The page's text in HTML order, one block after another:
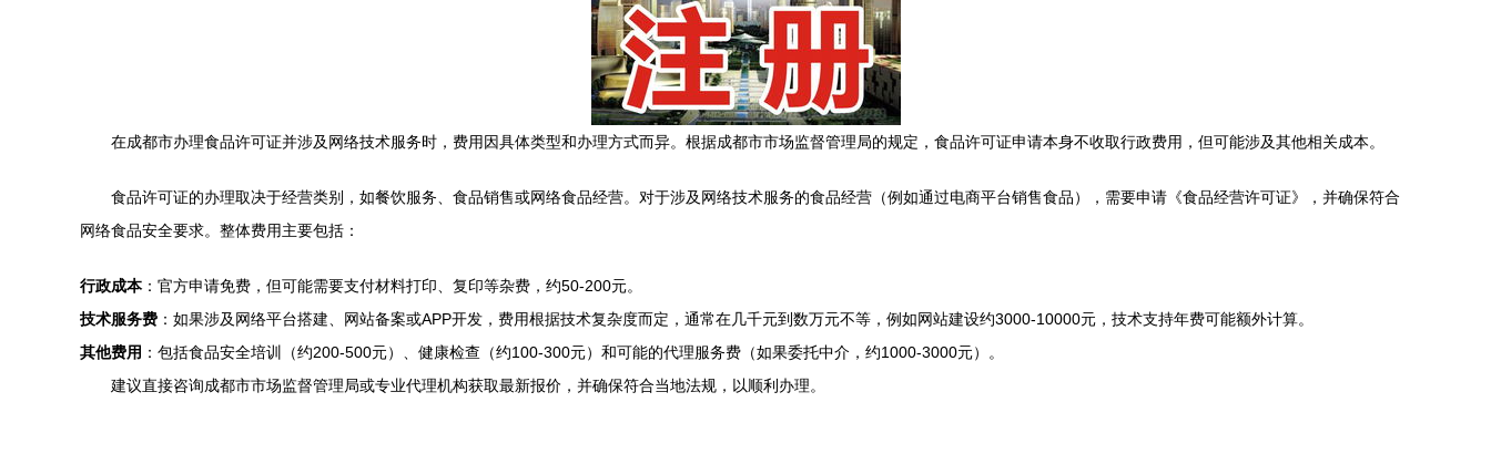
在成都市办理食品许可证并涉及网络技术服务时，费用因具体类型和办理方式而异。根据成都市市场监督管理局的规定，食品许可证申请本身不收取行政费用，但可能涉及其他相关成本。
食品许可证的办理取决于经营类别，如餐饮服务、食品销售或网络食品经营。对于涉及网络技术服务的食品经营（例如通过电商平台销售食品），需要申请《食品经营许可证》，并确保符合
网络食品安全要求。整体费用主要包括：
行政成本：官方申请免费，但可能需要支付材料打印、复印等杂费，约50-200元。
技术服务费 ：如果涉及网络平台搭建、网站备案或APP开发，费用根据技术复杂度而定，通常在几千元到数万元不等，例如网站建设约3000-10000元，技术支持年费可能额外计算。
其他费用 ：包括食品安全培训（约200-500元）、健康检查（约100-300元）和可能的代理服务费（如果委托中介，约1000-3000元）。
建议直接咨询成都市市场监督管理局或专业代理机构获取最新报价，并确保符合当地法规，以顺利办理。